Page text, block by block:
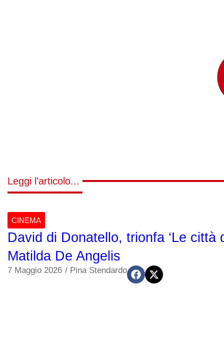
Leggi l'articolo...
CINEMA
David di Donatello, trionfa ‘Le città
Matilda De Angelis
7 Maggio 2026 / Pina Stendardo